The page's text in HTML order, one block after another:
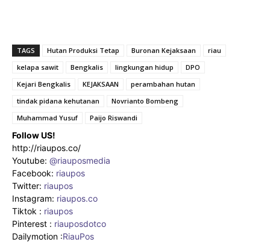
TAGS Hutan Produksi Tetap Buronan Kejaksaan
riau
kelapa sawit
Bengkalis lingkungan hidup
DPO
Kejari Bengkalis
KEJAKSAAN
perambahan hutan
tindak pidana kehutanan
Novrianto Bombeng
Muhammad Yusuf
Paijo Riswandi
Follow US!
http://riaupos.co/
Youtube: @riauposmedia
Facebook: riaupos
Twitter: riaupos
Instagram: riaupos.co
Tiktok : riaupos
Pinterest : riauposdotco
Dailymotion :RiauPos